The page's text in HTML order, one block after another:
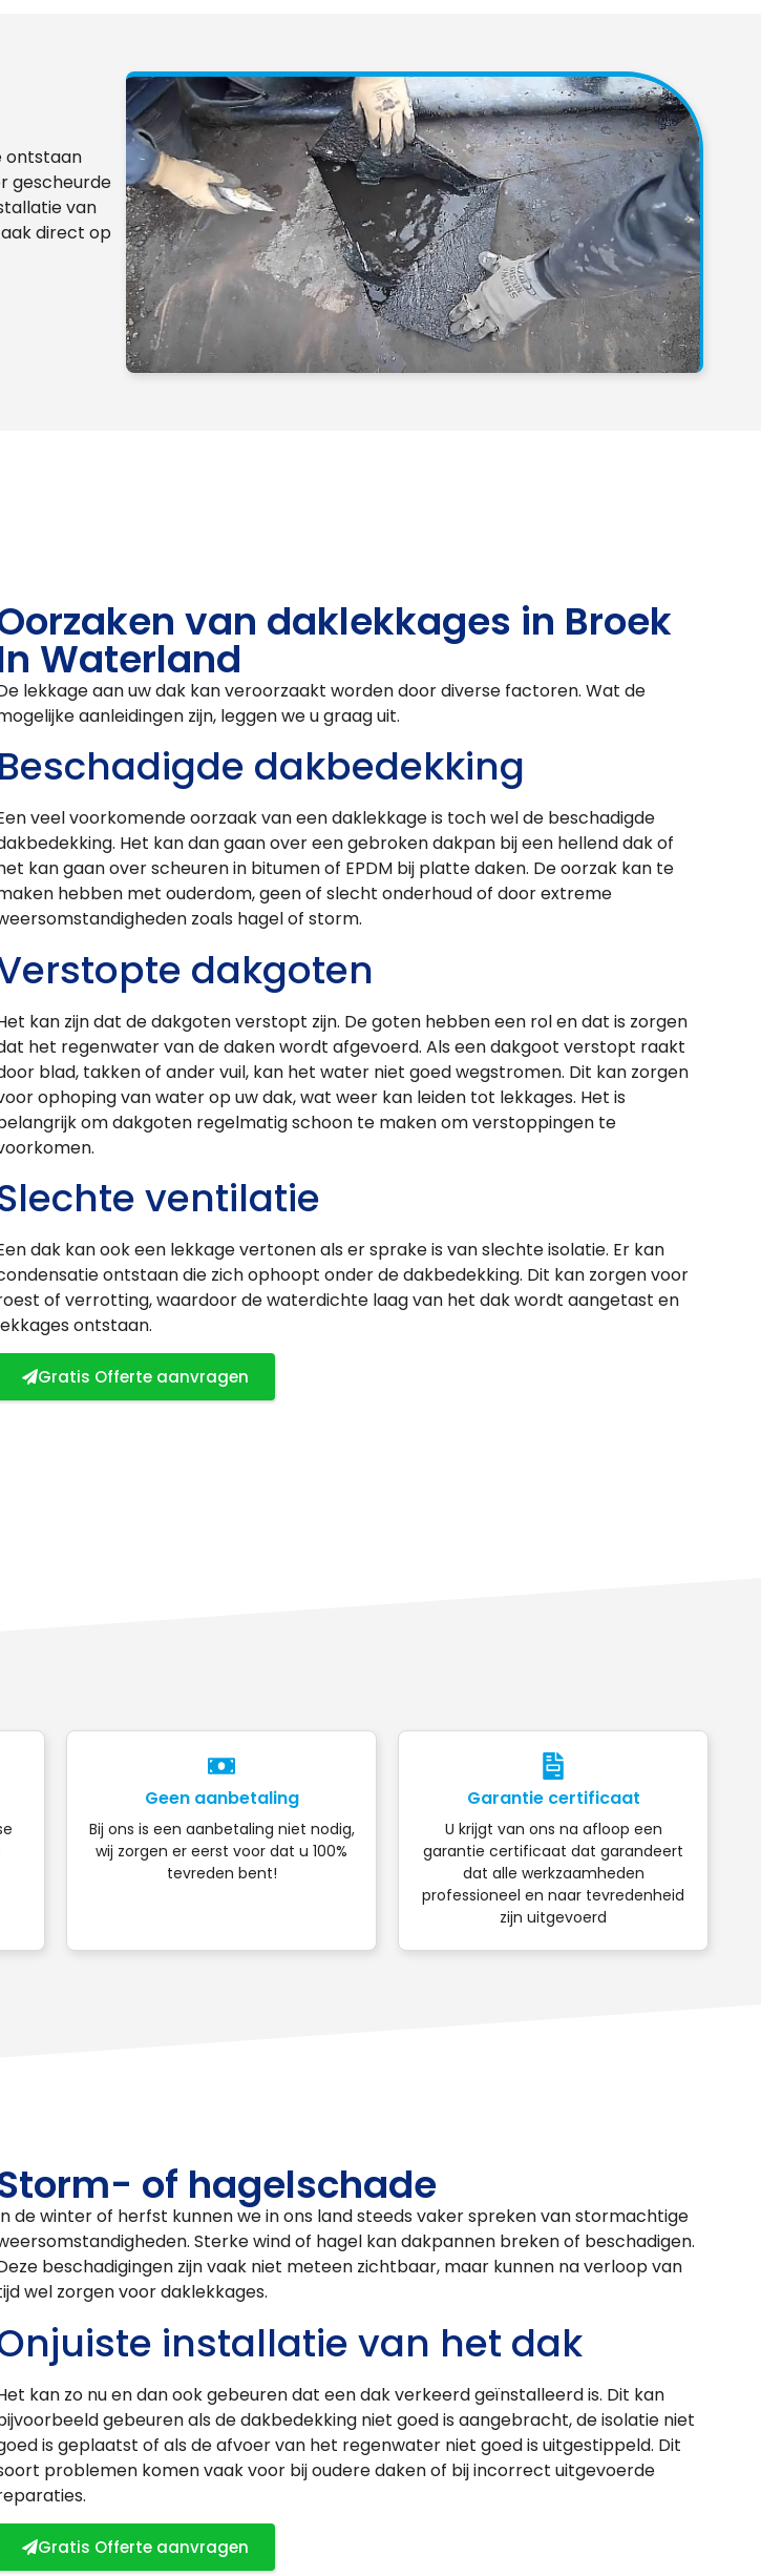
ontstaan
gescheurde
van
direct op
van daklekkages in Broek
Waterland
lekkage aan uw dak kan veroorzaakt worden door diverse factoren. Wat de
aanleidingen zijn, leggen we u graag uit.
Beschadigde dakbedekking
veel voorkomende oorzaak van een daklekkage is toch wel de beschadigde
Het kan dan gaan over een gebroken dakpan bij een hellend dak of
kan gaan over scheuren in bitumen of EPDM bij platte daken. De oorzak kan te
hebben met ouderdom, geen of slecht onderhoud of door extreme
zoals hagel of storm.
dakgoten
kan zijn dat de dakgoten verstopt zijn. De goten hebben een rol en dat is zorgen
het regenwater van de daken wordt afgevoerd. Als een dakgoot verstopt raakt
blad, takken of ander vuil, kan het water niet goed wegstromen. Dit kan zorgen
ophoping van water op uw dak, wat weer kan leiden tot lekkages. Het is
om dakgoten regelmatig schoon te maken om verstoppingen te
ventilatie
dak kan ook een lekkage vertonen als er sprake is van slechte isolatie. Er kan
ontstaan die zich ophoopt onder de dakbedekking. Dit kan zorgen voor
of verrotting, waardoor de waterdichte laag van het dak wordt aangetast en
ontstaan.
Gratis Offerte aanvragen
Geen aanbetaling
Bij ons is een aanbetaling niet nodig,
wij zorgen er eerst voor dat u 100%
tevreden bent!
Garantie certificaat
U krijgt van ons na afloop een
garantie certificaat dat garandeert
dat alle werkzaamheden
professioneel en naar tevredenheid
zijn uitgevoerd
of hagelschade
de winter of herfst kunnen we in ons land steeds vaker spreken van stormachtige
Sterke wind of hagel kan dakpannen breken of beschadigen.
beschadigingen zijn vaak niet meteen zichtbaar, maar kunnen na verloop van
wel zorgen voor daklekkages.
installatie van het dak
kan zo nu en dan ook gebeuren dat een dak verkeerd geïnstalleerd is. Dit kan
gebeuren als de dakbedekking niet goed is aangebracht, de isolatie niet
is geplaatst of als de afvoer van het regenwater niet goed is uitgestippeld. Dit
problemen komen vaak voor bij oudere daken of bij incorrect uitgevoerde
Gratis Offerte aanvragen